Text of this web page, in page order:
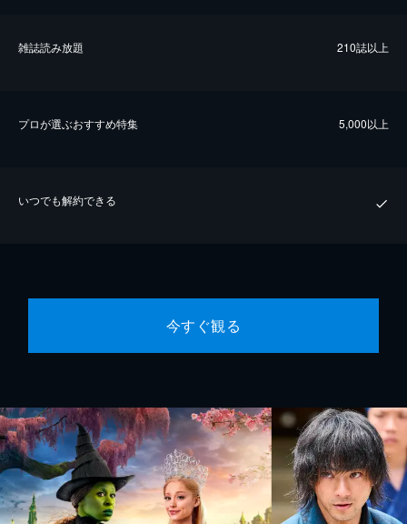
雑誌読み放題 210誌以上
プロが選ぶおすすめ特集 5,000以上
いつでも解約できる
今すぐ観る